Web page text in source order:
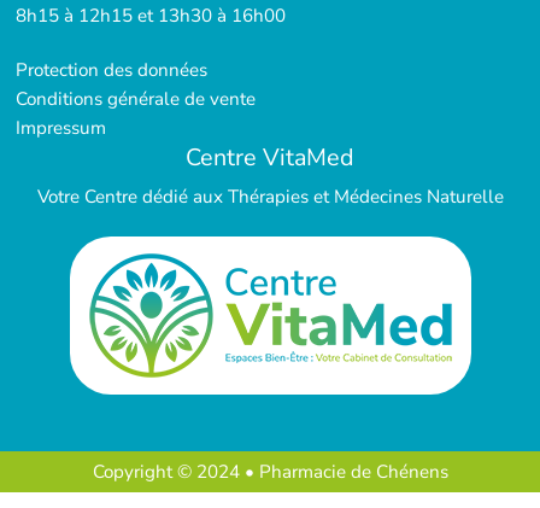
8h15 à 12h15 et 13h30 à 16h00
Protection des données
Conditions générale de vente
Impressum
Centre VitaMed
Votre Centre dédié aux Thérapies et Médecines Naturelle
Copyright © 2024 • Pharmacie de Chénens